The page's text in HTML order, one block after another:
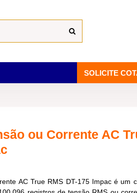
SOLICITE
ou Corrente AC
AC True RMS DT-175 Impac é um